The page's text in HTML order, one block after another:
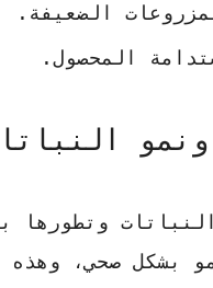
الضعيفة.
المحصول.
وتطورها
بشكل صحي، وهذه